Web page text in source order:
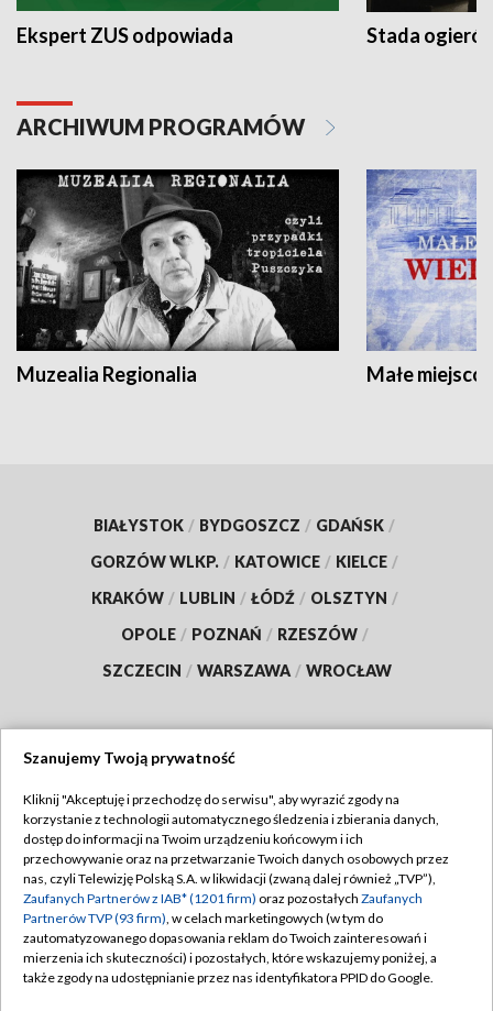
Ekspert ZUS odpowiada Stada
ARCHIWUM PROGRAMÓW
Muzealia Regionalia Małe
BIAŁYSTOK / BYDGOSZCZ / GDAŃSK /
GORZÓW WLKP. / KATOWICE / KIELCE /
KRAKÓW / LUBLIN / ŁÓDŹ / OLSZTYN /
OPOLE / POZNAŃ / RZESZÓW /
SZCZECIN / WARSZAWA / WROCŁAW
TVP
Abonament TVP
Emisja w TVP
Centrum informacji TVP
Naziemna Telewizja Cyfrowa
Regulamin TVP
Polityka prywatności
Moje zgody
Pomoc
Szanujemy Twoją prywatność
Kliknij "Akceptuję i przechodzę do serwisu", aby wyrazić zgody na
korzystanie z technologii automatycznego śledzenia i zbierania danych,
dostęp do informacji na Twoim urządzeniu końcowym i ich
przechowywanie oraz na przetwarzanie Twoich danych osobowych przez
nas, czyli Telewizję Polską S.A. w likwidacji (zwaną dalej również „TVP”),
Zaufanych Partnerów z IAB* (1201 firm) oraz pozostałych Zaufanych
Partnerów TVP (93 firm), w celach marketingowych (w tym do
zautomatyzowanego dopasowania reklam do Twoich zainteresowań i
mierzenia ich skuteczności) i pozostałych, które wskazujemy poniżej, a
także zgody na udostępnianie przez nas identyfikatora PPID do Google.